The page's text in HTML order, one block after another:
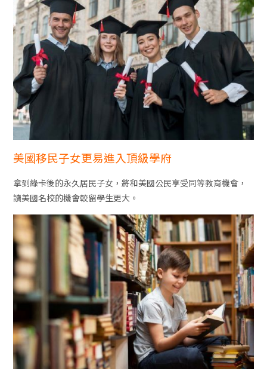
美國移民子女更易進入頂級學府
拿到綠卡後的永久居民子女，將和美國公民享受同等教育機會，
讀美國名校的機會較留學生更大。